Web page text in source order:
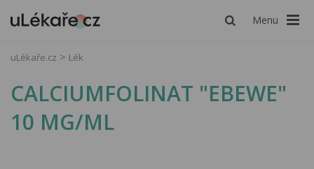
Menu
uLékaře.cz Lék
CALCIUMFOLINAT "EBEWE"
10 MG/ML